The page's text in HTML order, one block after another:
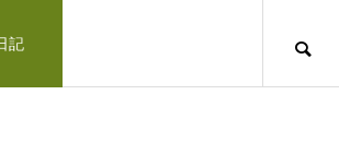
記